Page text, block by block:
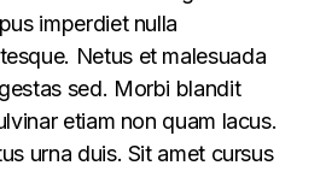
imperdiet nulla
Netus et malesuada
sed. Morbi blandit
etiam non quam lacus.
urna duis. Sit amet cursus